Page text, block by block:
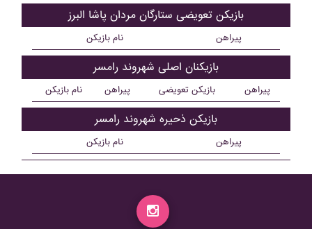
بازیکن تعویضی ستارگان مردان پاشا البرز
نام بازیکن پیراهن
بازیکنان اصلی شهروند رامسر
نام بازیکن پیراهن بازیکن تعویضی پیراهن
بازیکن ذحیره شهروند رامسر
نام بازیکن پیراهن